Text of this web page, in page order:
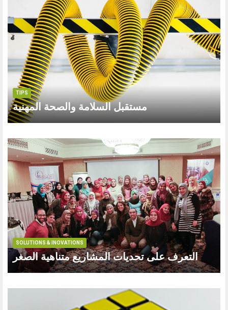
TIPS
مستقبل السلامة والصحة المهنية
SOLUTIONS & INOVATIONS
التعرف على تحديات المشاريع متناهية الصغر